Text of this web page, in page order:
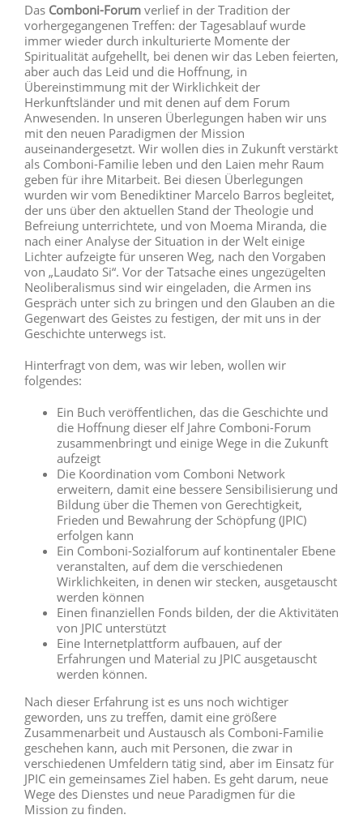
Das Comboni-Forum verlief in der Tradition der
vorhergegangenen Treffen: der Tagesablauf wurde
immer wieder durch inkulturierte Momente der
Spiritualität aufgehellt, bei denen wir das Leben feierten,
aber auch das Leid und die Hoffnung, in
Übereinstimmung mit der Wirklichkeit der
Herkunftsländer und mit denen auf dem Forum
Anwesenden. In unseren Überlegungen haben wir uns
mit den neuen Paradigmen der Mission
auseinandergesetzt. Wir wollen dies in Zukunft verstärkt
als Comboni-Familie leben und den Laien mehr Raum
geben für ihre Mitarbeit. Bei diesen Überlegungen
wurden wir vom Benediktiner Marcelo Barros begleitet,
der uns über den aktuellen Stand der Theologie und
Befreiung unterrichtete, und von Moema Miranda, die
nach einer Analyse der Situation in der Welt einige
Lichter aufzeigte für unseren Weg, nach den Vorgaben
von „Laudato Si“. Vor der Tatsache eines ungezügelten
Neoliberalismus sind wir eingeladen, die Armen ins
Gespräch unter sich zu bringen und den Glauben an die
Gegenwart des Geistes zu festigen, der mit uns in der
Geschichte unterwegs ist.
Hinterfragt von dem, was wir leben, wollen wir
folgendes:
Ein Buch veröffentlichen, das die Geschichte und
die Hoffnung dieser elf Jahre Comboni-Forum
zusammenbringt und einige Wege in die Zukunft
aufzeigt
Die Koordination vom Comboni Network
erweitern, damit eine bessere Sensibilisierung und
Bildung über die Themen von Gerechtigkeit,
Frieden und Bewahrung der Schöpfung (JPIC)
erfolgen kann
Ein Comboni-Sozialforum auf kontinentaler Ebene
veranstalten, auf dem die verschiedenen
Wirklichkeiten, in denen wir stecken, ausgetauscht
werden können
Einen finanziellen Fonds bilden, der die Aktivitäten
von JPIC unterstützt
Eine Internetplattform aufbauen, auf der
Erfahrungen und Material zu JPIC ausgetauscht
werden können.
Nach dieser Erfahrung ist es uns noch wichtiger
geworden, uns zu treffen, damit eine größere
Zusammenarbeit und Austausch als Comboni-Familie
geschehen kann, auch mit Personen, die zwar in
verschiedenen Umfeldern tätig sind, aber im Einsatz für
JPIC ein gemeinsames Ziel haben. Es geht darum, neue
Wege des Dienstes und neue Paradigmen für die
Mission zu finden.